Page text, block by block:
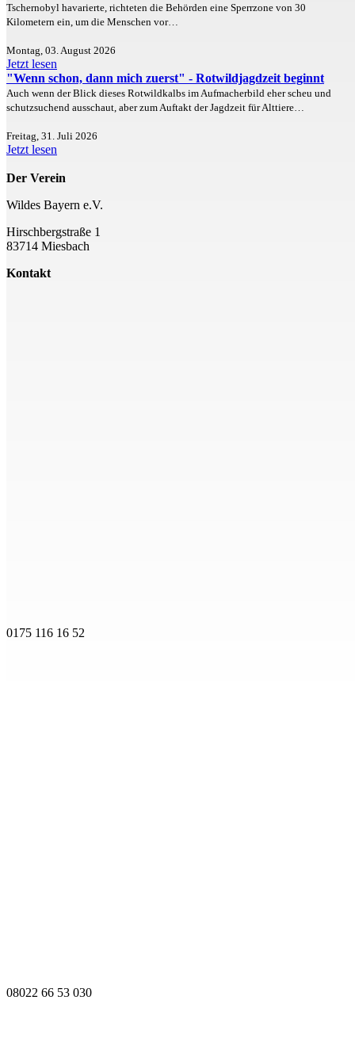
Tschernobyl havarierte, richteten die Behörden eine Sperrzone von 30
Kilometern ein, um die Menschen vor…
Montag, 03. August 2026
Jetzt lesen
"Wenn schon, dann mich zuerst" - Rotwildjagdzeit beginnt
Auch wenn der Blick dieses Rotwildkalbs im Aufmacherbild eher scheu und
schutzsuchend ausschaut, aber zum Auftakt der Jagdzeit für Alttiere…
Freitag, 31. Juli 2026
Jetzt lesen
Der Verein
Wildes Bayern e.V.
Hirschbergstraße 1
83714 Miesbach
Kontakt
0175 116 16 52
08022 66 53 030